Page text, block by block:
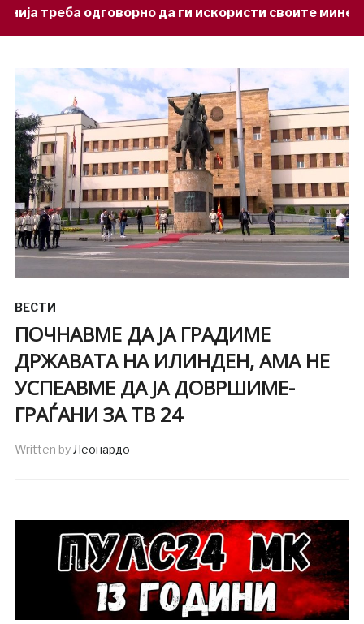
да ги искористи своите минерални богатства
ВЕСТИ
ПОЧНАВМЕ ДА ЈА ГРАДИМЕ
ДРЖАВАТА НА ИЛИНДЕН, АМА НЕ
УСПЕАВМЕ ДА ЈА ДОВРШИМЕ-
ГРАЃАНИ ЗА ТВ 24
Written byЛеонардо